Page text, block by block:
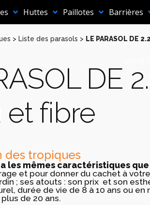
Huttes Paillotes Barrières
> Liste des parasols > LE PARASOL DE
DE
et fibre
des tropiques
les mêmes caractéristiques
et pour donner du cachet à
; ses atouts : son prix et son
durée de vie de 8 à 10 ans ou en
de 20 ans.